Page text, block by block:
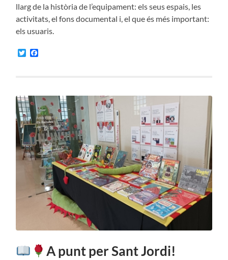
llarg de la història de l’equipament: els seus espais, les
activitats, el fons documental i, el que és més important:
els usuaris.
Twitter
A punt per Sant Jordi!